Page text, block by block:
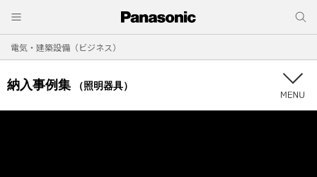
電気・建築設備（ビジネス）
納入事例集 （照明器具）